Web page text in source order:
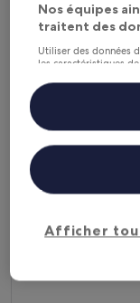
principales
Mahiyanganaya
Nos équipes
traitent des
Utiliser des données
les caractéristiques
personnalisés,
études d’audience et
Liste de nos
Afficher